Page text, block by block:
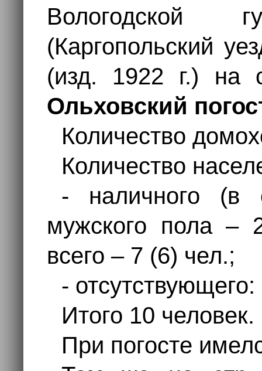
(Каргопольский
(изд. 1922 г.) на
Ольховский
Количество
Количество
- наличного (в
мужского пола –
всего – 7 (6) чел.;
-
Итого 10 человек.
При погосте